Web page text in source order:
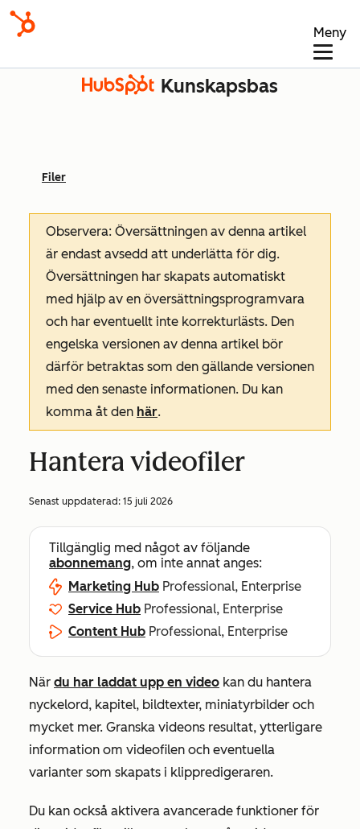
Meny
Kunskapsbas
Filer
Observera: Översättningen av denna artikel
är endast avsedd att underlätta för dig.
Översättningen har skapats automatiskt
med hjälp av en översättningsprogramvara
och har eventuellt inte korrekturlästs. Den
engelska versionen av denna artikel bör
därför betraktas som den gällande versionen
med den senaste informationen. Du kan
komma åt den här.
Hantera videofiler
Senast uppdaterad: 15 juli 2026
Tillgänglig med något av följande
abonnemang, om inte annat anges:
Marketing Hub Professional, Enterprise
Service Hub Professional, Enterprise
Content Hub Professional, Enterprise
När du har laddat upp en video kan du hantera
nyckelord, kapitel, bildtexter, miniatyrbilder och
mycket mer. Granska videons resultat, ytterligare
information om videofilen och eventuella
varianter som skapats i klippredigeraren.
Du kan också aktivera avancerade funktioner för